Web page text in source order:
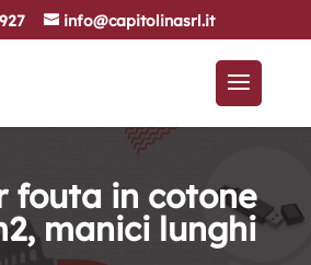
info@capitolinasrl.it
fouta in cotone
manici lunghi